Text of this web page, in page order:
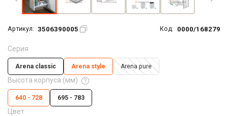
Артикул: 3506390005 Код: 0000/168279
Серия
Arena classic Arena style Arena pure
Высота корпуса (мм)
640 - 728 695 - 783
Цвет